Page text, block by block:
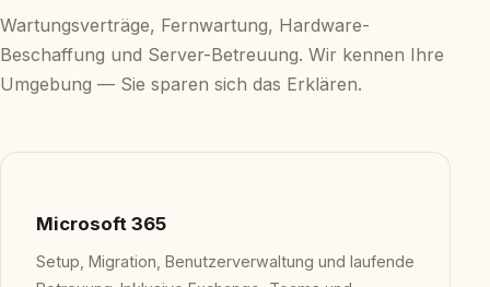
Wartungsverträge, Fernwartung, Hardware-
Beschaffung und Server-Betreuung. Wir kennen Ihre
Umgebung — Sie sparen sich das Erklären.
Microsoft 365
Setup, Migration, Benutzerverwaltung und laufende